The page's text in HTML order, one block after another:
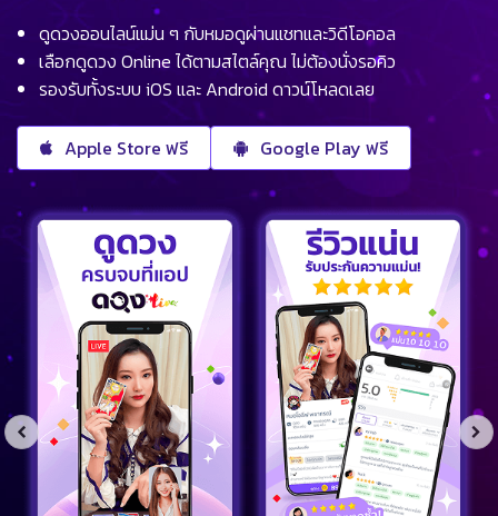
ดูดวงออนไลน์แม่น ๆ กับหมอดูผ่านแชทและวิดีโอคอล
เลือกดูดวง Online ได้ตามสไตล์คุณ ไม่ต้องนั่งรอคิว
รองรับทั้งระบบ iOS และ Android ดาวน์โหลดเลย
Apple Store ฟรี Google Play ฟรี